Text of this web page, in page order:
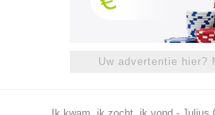
Uw advertentie hier?